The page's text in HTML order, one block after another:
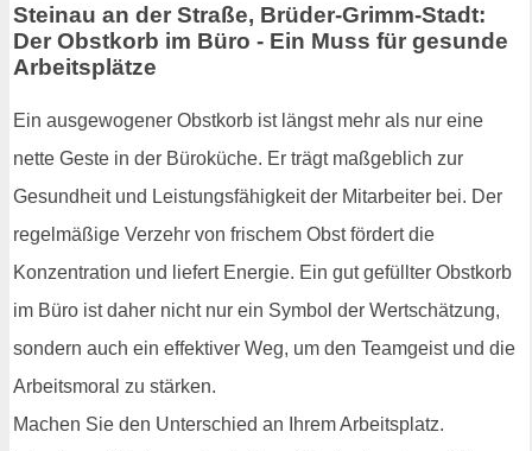
Steinau an der Straße, Brüder-Grimm-Stadt:
Der Obstkorb im Büro - Ein Muss für gesunde
Arbeitsplätze
Ein ausgewogener Obstkorb ist längst mehr als nur eine
nette Geste in der Büroküche. Er trägt maßgeblich zur
Gesundheit und Leistungsfähigkeit der Mitarbeiter bei. Der
regelmäßige Verzehr von frischem Obst fördert die
Konzentration und liefert Energie. Ein gut gefüllter Obstkorb
im Büro ist daher nicht nur ein Symbol der Wertschätzung,
sondern auch ein effektiver Weg, um den Teamgeist und die
Arbeitsmoral zu stärken.
Machen Sie den Unterschied an Ihrem Arbeitsplatz.